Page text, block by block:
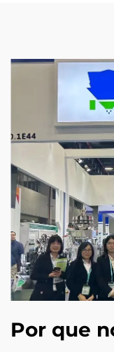
Por que